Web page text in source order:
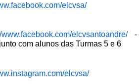
elcvsa/
www.facebook.com/elcvsantoandre/-
com alunos das Turmas 5 e 6
elcvsa/